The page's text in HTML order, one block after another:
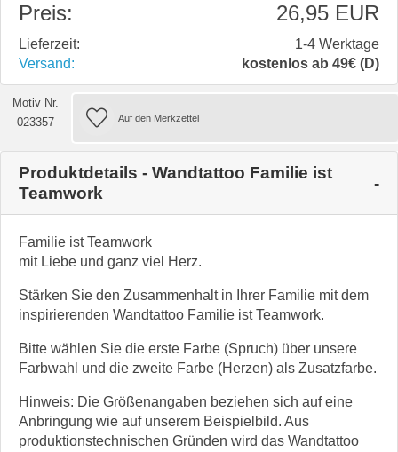
Preis: 26,95 EUR
Lieferzeit:
1-4 Werktage
Versand:
kostenlos ab 49€ (D)
Motiv Nr.
023357
Produktdetails - Wandtattoo Familie ist
Teamwork
Familie ist Teamwork
mit Liebe und ganz viel Herz.
Stärken Sie den Zusammenhalt in Ihrer Familie mit dem
inspirierenden Wandtattoo Familie ist Teamwork.
Bitte wählen Sie die erste Farbe (Spruch) über unsere
Farbwahl und die zweite Farbe (Herzen) als Zusatzfarbe.
Hinweis: Die Größenangaben beziehen sich auf eine
Anbringung wie auf unserem Beispielbild. Aus
produktionstechnischen Gründen wird das Wandtattoo